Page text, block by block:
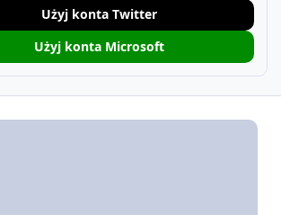
Użyj konta Twitter
Użyj konta Microsoft